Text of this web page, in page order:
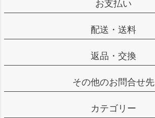
お支払い
配送・送料
返品・交換
その他のお問合せ先
カテゴリー